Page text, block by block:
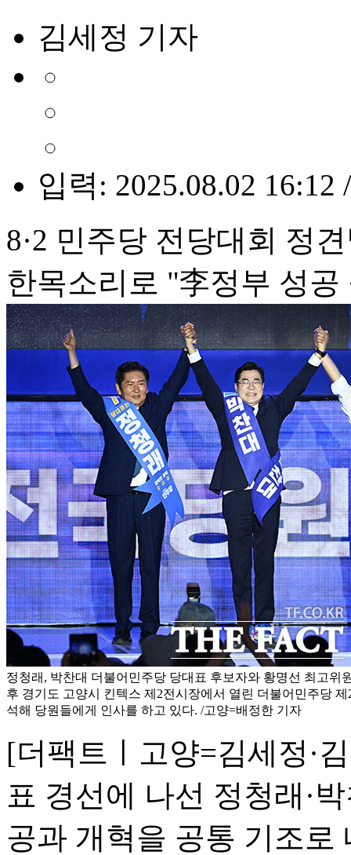
김세정 기자
입력: 2025.08.02 16:12
8·2 민주당 전당대회 정
한목소리로 "李정부 성
정청래, 박찬대 더불어민주당 당대표 후보자와 황명선 최고위
후 경기도 고양시 킨텍스 제2전시장에서 열린 더불어민주당
석해 당원들에게 인사를 하고 있다. /고양=배정한 기자
[더팩트ㅣ고양=김세정·
표 경선에 나선 정청래·
공과 개혁을 공통 기조로